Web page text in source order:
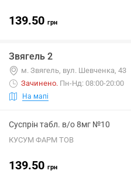
139.50 грн
Звягель 2
м. Звягель, вул. Шевченка, 43
Зачинено. Пн-Нд: 08:00-20:00
На мапі
Суспрін табл. в/о 8мг №10
КУСУМ ФАРМ ТОВ
139.50 грн